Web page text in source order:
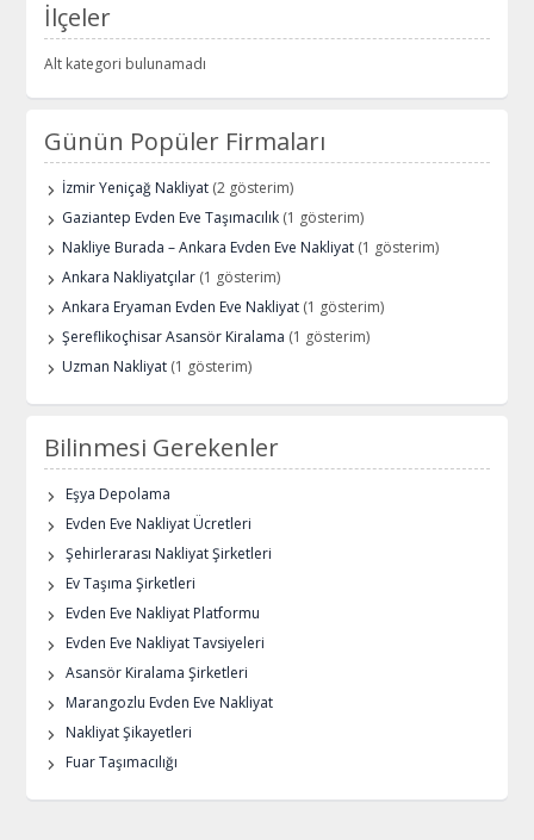
İlçeler
Alt kategori bulunamadı
Günün Popüler Firmaları
İzmir Yeniçağ Nakliyat (2 gösterim)
Gaziantep Evden Eve Taşımacılık (1 gösterim)
Nakliye Burada – Ankara Evden Eve Nakliyat (1 gösterim)
Ankara Nakliyatçılar (1 gösterim)
Ankara Eryaman Evden Eve Nakliyat (1 gösterim)
Şereflikoçhisar Asansör Kiralama (1 gösterim)
Uzman Nakliyat (1 gösterim)
Bilinmesi Gerekenler
Eşya Depolama
Evden Eve Nakliyat Ücretleri
Şehirlerarası Nakliyat Şirketleri
Ev Taşıma Şirketleri
Evden Eve Nakliyat Platformu
Evden Eve Nakliyat Tavsiyeleri
Asansör Kiralama Şirketleri
Marangozlu Evden Eve Nakliyat
Nakliyat Şikayetleri
Fuar Taşımacılığı